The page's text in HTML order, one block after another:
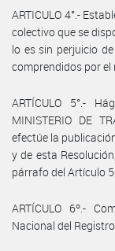
ARTICULO 4°.-
colectivo que se
lo es sin perjuicio
comprendidos por el
ARTÍCULO 5°.-
MINISTERIO DE
efectúe la
y de esta
párrafo del Artículo
ARTÍCULO 6º.-
Nacional del